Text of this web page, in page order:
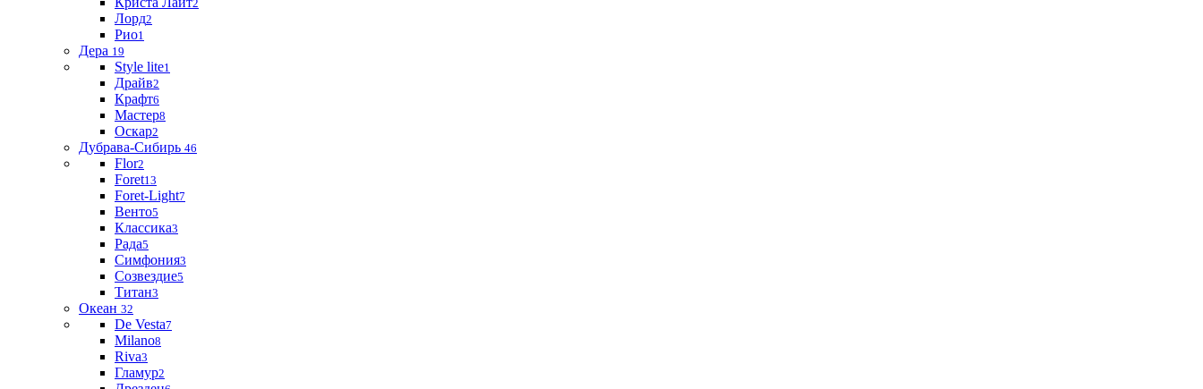
2
Лорд2
Рио1
Дера 19
Style lite1
Драйв2
Крафт6
Мастер8
Оскар2
Дубрава-Сибирь 46
Flor2
Foret13
Foret-Light7
Венто5
Классика3
Рада5
Симфония3
Созвездие5
Титан3
Океан 32
De Vesta7
Milano8
Riva3
Гламур2